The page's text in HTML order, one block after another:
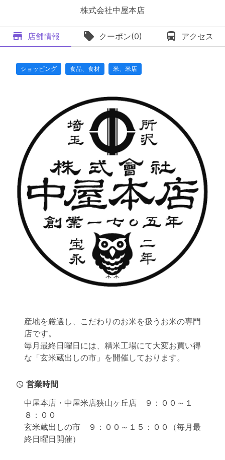
株式会社中屋本店
店舗情報 クーポン(0) アクセス
ショッピング 食品、食材 米、米店
産地を厳選し、こだわりのお米を扱うお米の専門
店です。
毎月最終日曜日には、精米工場にて大変お買い得
な「玄米蔵出しの市」を開催しております。
営業時間
中屋本店・中屋米店狭山ヶ丘店 ９：００～１
８：００
玄米蔵出しの市 ９：００～１５：００（毎月最
終日曜日開催）